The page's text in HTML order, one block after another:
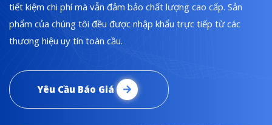
tiết kiệm chi phí mà vẫn đảm bảo chất lượng cao cấp. Sản
phẩm của chúng tôi đều được nhập khẩu trực tiếp từ các
thương hiệu uy tín toàn cầu.
Yêu Cầu Báo Giá